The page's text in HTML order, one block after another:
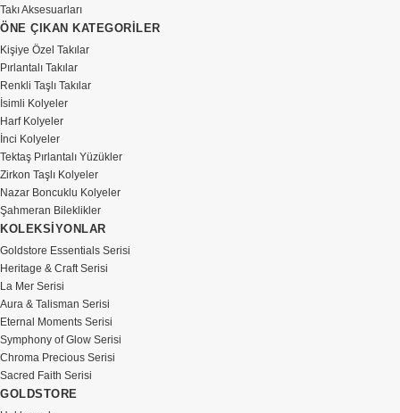
Takı Aksesuarları
ÖNE ÇIKAN KATEGORİLER
Kişiye Özel Takılar
Pırlantalı Takılar
Renkli Taşlı Takılar
İsimli Kolyeler
Harf Kolyeler
İnci Kolyeler
Tektaş Pırlantalı Yüzükler
Zirkon Taşlı Kolyeler
Nazar Boncuklu Kolyeler
Şahmeran Bileklikler
KOLEKSİYONLAR
Goldstore Essentials Serisi
Heritage & Craft Serisi
La Mer Serisi
Aura & Talisman Serisi
Eternal Moments Serisi
Symphony of Glow Serisi
Chroma Precious Serisi
Sacred Faith Serisi
GOLDSTORE